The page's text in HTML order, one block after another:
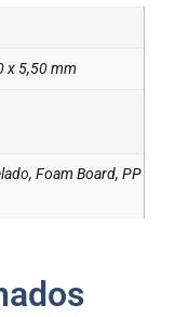
x 5,50 mm
Foam Board, PP